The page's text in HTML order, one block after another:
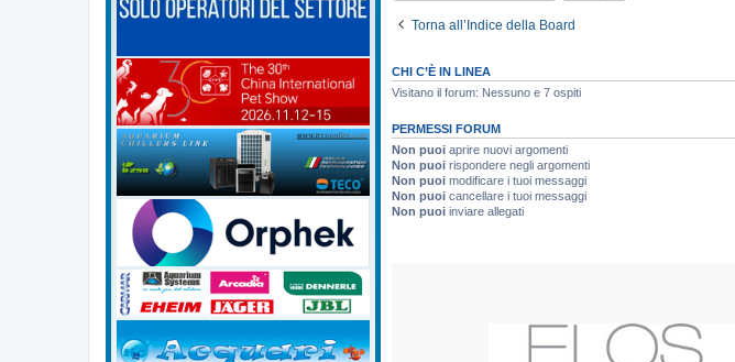
Torna all’Indice della Board
CHI C’È IN LINEA
Visitano il forum: Nessuno e 7 ospiti
PERMESSI FORUM
Non puoi aprire nuovi argomenti
Non puoi rispondere negli argomenti
Non puoi modificare i tuoi messaggi
Non puoi cancellare i tuoi messaggi
Non puoi inviare allegati